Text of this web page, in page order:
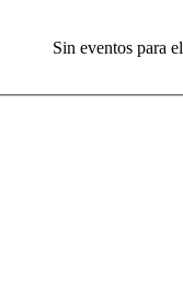
Sin eventos para el